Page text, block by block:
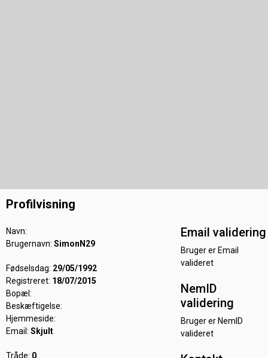
Profilvisning
Navn:
Brugernavn: SimonN29
Fødselsdag: 29/05/1992
Registreret: 18/07/2015
Bopæl:
Beskæftigelse:
Hjemmeside:
Email: Skjult
Tråde: 0
Email validering
Bruger er Email
valideret
NemID
validering
Bruger er NemID
valideret